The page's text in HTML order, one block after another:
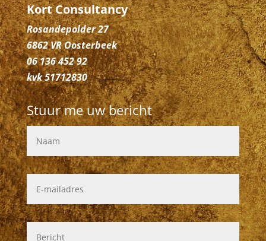
Kort Consultancy
Rosandepolder 27
6862 VR Oosterbeek
06 136 452 92
kvk 51712830
Stuur me uw bericht